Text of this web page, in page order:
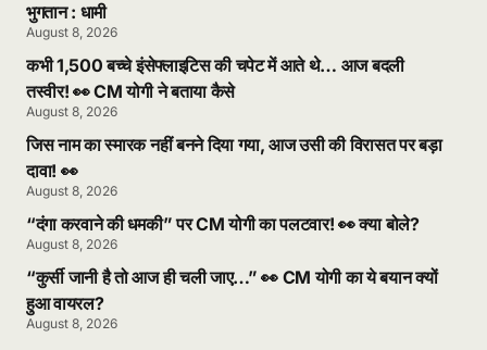
भुगतान : धामी
August 8, 2026
कभी 1,500 बच्चे इंसेफ्लाइटिस की चपेट में आते थे… आज बदली
तस्वीर! 👀 CM योगी ने बताया कैसे
August 8, 2026
जिस नाम का स्मारक नहीं बनने दिया गया, आज उसी की विरासत पर बड़ा
दावा! 👀
August 8, 2026
“दंगा करवाने की धमकी” पर CM योगी का पलटवार! 👀 क्या बोले?
August 8, 2026
“कुर्सी जानी है तो आज ही चली जाए…” 👀 CM योगी का ये बयान क्यों
हुआ वायरल?
August 8, 2026